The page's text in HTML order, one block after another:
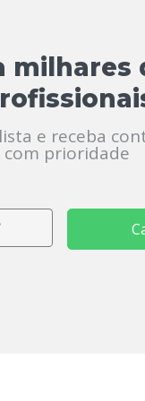
milhares
e receba
com prioridade